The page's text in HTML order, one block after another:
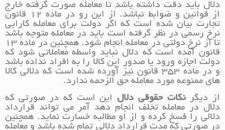
دلال باید دقت داشته باشد تا معامله صورت گرفته خارج
از قوانین و ضوابط نباشد. از این رو در ماده ۱۲ قانون
تجارت بیان شده است که اگر دولت برای معامله کارایی
نرخ رسمی در نظر گرفته است باید در معامله متوجه باشد
تا از نرخ دولتی در معامله انجام شود. همچنین در ماده ۱۳
قانون آمده است که دلال نباید واسطه معاملاتی شود که
دولت اجازه ورود یا صدور این کالا را به افراد نداده باشد
و در ماده ۳۵۳ قانون نیز آورده شده است که دلالی کالا
های ممنوعه مورد معامله حق الزحمه ندارد.
از دیگرنکات حقوقی دلال این است که در صورتی که
دلال در معامله تخلف انجام دهد آمر می تواند قرارداد
دلالی را فسخ کرده و از او مطالبه خسارت نماید. همچنین
در صورتی که مدت قرارداد دلالی تمام شده باشد و معامله